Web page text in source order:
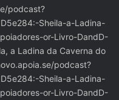
podcast?
Sheila-a-Ladina-
or-Livro-DandD-
a Ladina da Caverna do
podcast?
Sheila-a-Ladina-
or-Livro-DandD-